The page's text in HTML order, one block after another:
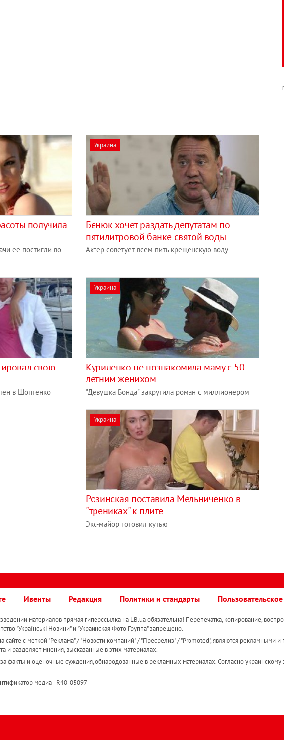
получила
ее постигли во
Украина
Бенюк хочет раздать депутатам по
пятилитровой банке святой воды
Актер советует всем пить крещенскую воду
свою
в Шоптенко
Украина
Куриленко не познакомила маму с 50-
летним женихом
"Девушка Бонда" закрутила роман с миллионером
Украина
Розинская поставила Мельниченко в
"трениках" к плите
Экс-майор готовил кутью
Ивенты Редакция Политики и стандарты
материалов прямая гиперссылка на LB.ua обязательна! Перепечатка, копирование,
"Українськi Новини" и "Украинская Фото Группа" запрещено.
с меткой "Реклама" / "Новости компаний" / "Пресрелиз" / "Promoted", являются рекламными и
и разделяет мнения, высказанные в этих материалах.
факты и оценочные суждения, обнародованные в рекламных материалах. Согласно украинскому
медиа - R40-05097